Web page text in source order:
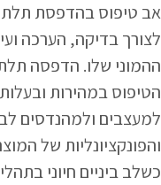
אב טיפוס בהדפסת תלת
לצורך בדיקה, הערכה
ההמוני שלו. הדפסה
הטיפוס במהירות
למעצבים ולמהנדסים
והפונקציונליות של
כשלב ביניים חיוני